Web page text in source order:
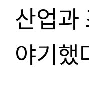
산업과
야기했